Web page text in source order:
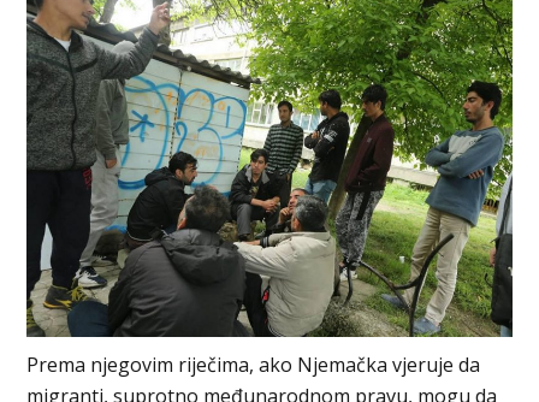
Prema njegovim riječima, ako Njemačka vjeruje da
migranti, suprotno međunarodnom pravu, mogu da